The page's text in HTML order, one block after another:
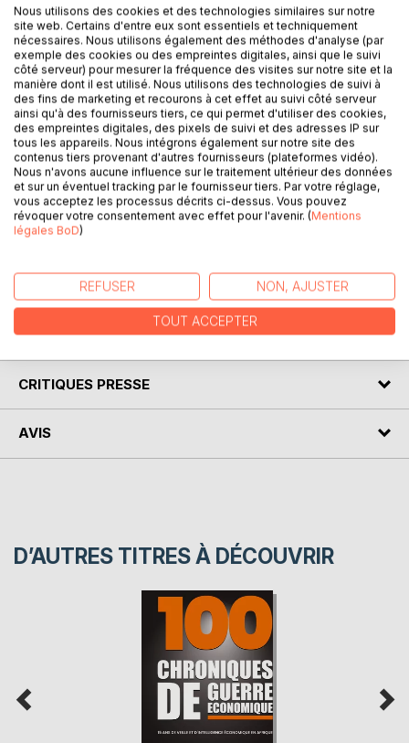
Ce Livre blanc rassemble les travaux de la troisième édition
du Festival de l'intelligence économique francophone
(FIEF) organisée le 3 octobre 2024, par le Centre africain
de veille et d'intelligence économique (CAVIE) en marge
du XIXème Sommet de la Francophonie. Les auteurs
analysent les causes, conséquences et responsabilités
des déficits identifiés et proposent des idées
d'amélioration pour accroitre l'influence de l'espace
francophone dans le monde. L'ouvrage est prioritairement
destiné aux délégations gouvernementales réunies au
Sommet des chefs d'Etat et de gouvernement de la
collective francophone.
AUTEUR(S)
CRITIQUES PRESSE
AVIS
D’AUTRES TITRES À DÉCOUVRIR
Nous utilisons des cookies et des technologies similaires sur notre
site web. Certains d'entre eux sont essentiels et techniquement
nécessaires. Nous utilisons également des méthodes d'analyse (par
exemple des cookies ou des empreintes digitales, ainsi que le suivi
côté serveur) pour mesurer la fréquence des visites sur notre site et la
manière dont il est utilisé. Nous utilisons des technologies de suivi à
des fins de marketing et recourons à cet effet au suivi côté serveur
ainsi qu'à des fournisseurs tiers, ce qui permet d'utiliser des cookies,
des empreintes digitales, des pixels de suivi et des adresses IP sur
tous les appareils. Nous intégrons également sur notre site des
contenus tiers provenant d'autres fournisseurs (plateformes vidéo).
Nous n'avons aucune influence sur le traitement ultérieur des données
et sur un éventuel tracking par le fournisseur tiers. Par votre réglage,
vous acceptez les processus décrits ci-dessus. Vous pouvez
révoquer votre consentement avec effet pour l'avenir. (Mentions
légales BoD)
REFUSER NON, AJUSTER
TOUT ACCEPTER